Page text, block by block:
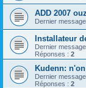
ADD 2007
Dernier
Installateur
Dernier
Réponses : 2
Kudenn:
Dernier
Réponses : 2